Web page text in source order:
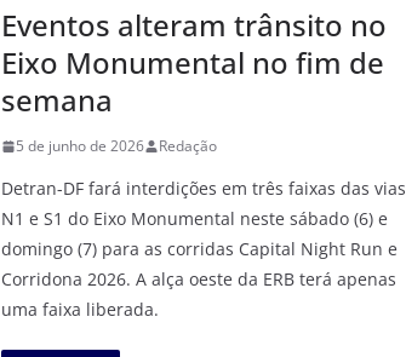
Eventos alteram trânsito no
Eixo Monumental no fim de
semana
5 de junho de 2026 Redação
Detran-DF fará interdições em três faixas das vias
N1 e S1 do Eixo Monumental neste sábado (6) e
domingo (7) para as corridas Capital Night Run e
Corridona 2026. A alça oeste da ERB terá apenas
uma faixa liberada.